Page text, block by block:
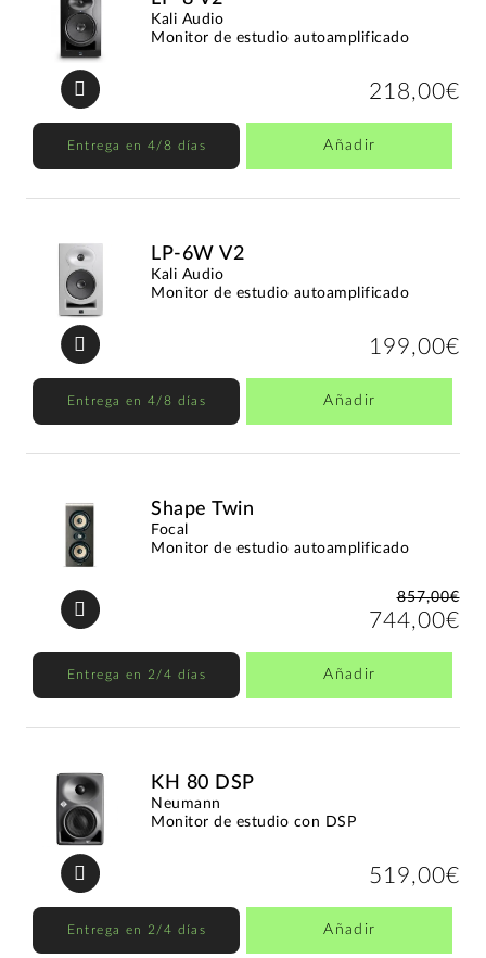
Kali Audio
Monitor de estudio autoamplificado
218,00€
Entrega en 4/8 días Añadir
LP-6W V2
Kali Audio
Monitor de estudio autoamplificado
199,00€
Entrega en 4/8 días Añadir
Shape Twin
Focal
Monitor de estudio autoamplificado
857,00€
744,00€
Entrega en 2/4 días Añadir
KH 80 DSP
Neumann
Monitor de estudio con DSP
519,00€
Entrega en 2/4 días Añadir